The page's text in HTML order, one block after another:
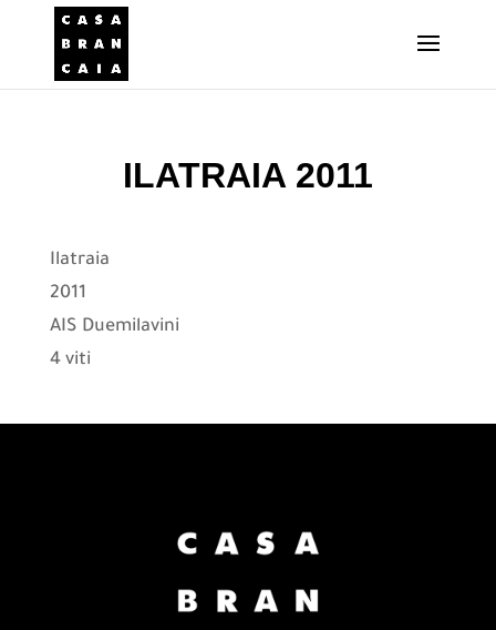
ILATRAIA 2011
Ilatraia
2011
AIS Duemilavini
4 viti